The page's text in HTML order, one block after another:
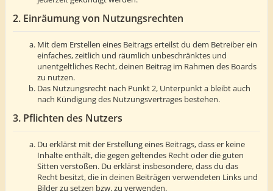
2. Einräumung von Nutzungsrechten
Mit dem Erstellen eines Beitrags erteilst du dem Betreiber ein
einfaches, zeitlich und räumlich unbeschränktes und
unentgeltliches Recht, deinen Beitrag im Rahmen des Boards
zu nutzen.
Das Nutzungsrecht nach Punkt 2, Unterpunkt a bleibt auch
nach Kündigung des Nutzungsvertrages bestehen.
3. Pflichten des Nutzers
Du erklärst mit der Erstellung eines Beitrags, dass er keine
Inhalte enthält, die gegen geltendes Recht oder die guten
Sitten verstoßen. Du erklärst insbesondere, dass du das
Recht besitzt, die in deinen Beiträgen verwendeten Links und
Bilder zu setzen bzw. zu verwenden.